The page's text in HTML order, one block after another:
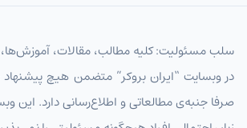
سلب مسئولیت: کلیه مطالب، مقالات،
در وبسایت “ایران بروکر” متضمن هیچ
صرفا جنبه‌ی مطالعاتی و اطلاع‌رسانی دارد. این